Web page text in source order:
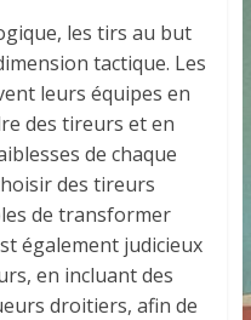
les tirs au but
tactique. Les
leurs équipes en
des tireurs et en
de chaque
des tireurs
de transformer
également judicieux
en incluant des
droitiers, afin de